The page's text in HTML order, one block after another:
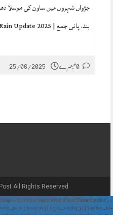
جڑواں شہروں میں ساون کی موسلا
بند، پانی جمع | Rain Update 2025
25/06/2025
All Rights Reserved.
Image with Author Name in UrduPaper Theme function
{ if (is_single()) { $author_id =